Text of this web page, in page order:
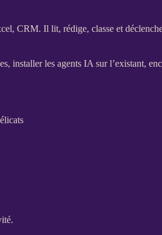
CRM. Il lit, rédige, classe et
installer les agents IA sur l’existant,